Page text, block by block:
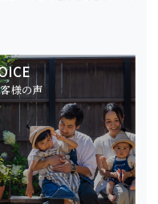
様の声